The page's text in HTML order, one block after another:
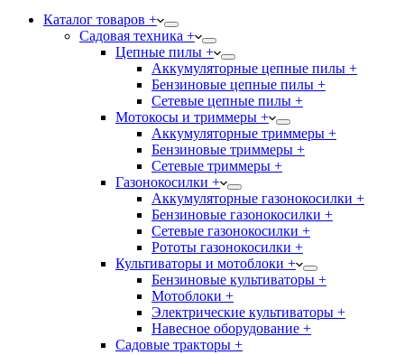
Каталог товаров +
Садовая техника +
Цепные пилы +
Аккумуляторные цепные пилы +
Бензиновые цепные пилы +
Сетевые цепные пилы +
Мотокосы и триммеры +
Аккумуляторные триммеры +
Бензиновые триммеры +
Сетевые триммеры +
Газонокосилки +
Аккумуляторные газонокосилки +
Бензиновые газонокосилки +
Сетевые газонокосилки +
Рототы газонокосилки +
Культиваторы и мотоблоки +
Бензиновые культиваторы +
Мотоблоки +
Электрические культиваторы +
Навесное оборудование +
Садовые тракторы +